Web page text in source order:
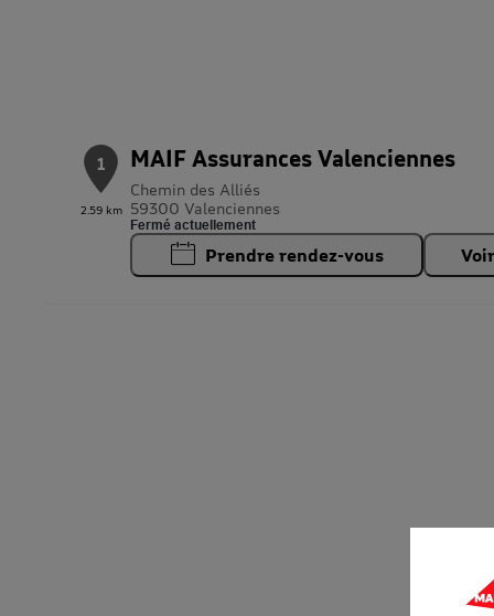
1
2.59 km
MAIF Assurances Valenciennes
Chemin des Alliés
59300 Valenciennes
Fermé actuellement
Prendre rendez-vous